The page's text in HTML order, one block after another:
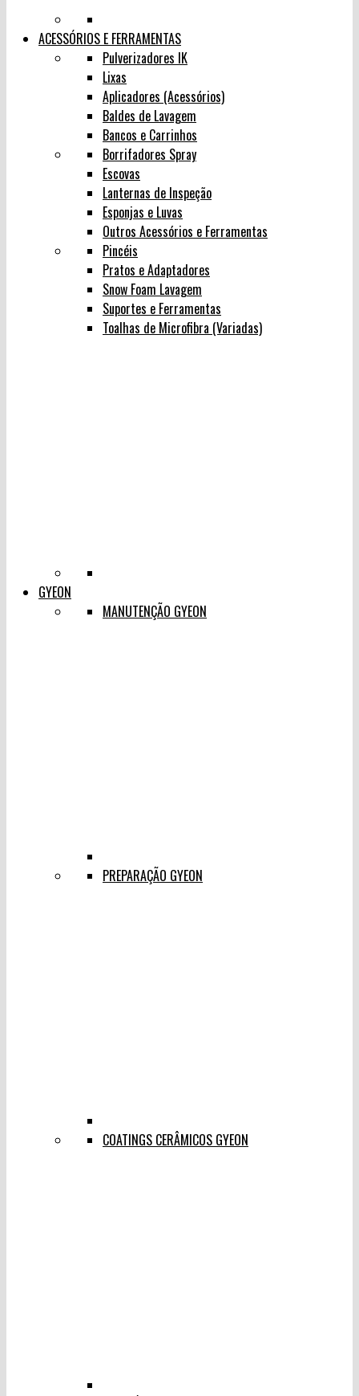
ACESSÓRIOS E FERRAMENTAS
Pulverizadores IK
Lixas
Aplicadores (Acessórios)
Baldes de Lavagem
Bancos e Carrinhos
Borrifadores Spray
Escovas
Lanternas de Inspeção
Esponjas e Luvas
Outros Acessórios e Ferramentas
Pincéis
Pratos e Adaptadores
Snow Foam Lavagem
Suportes e Ferramentas
Toalhas de Microfibra (Variadas)
GYEON
MANUTENÇÃO GYEON
PREPARAÇÃO GYEON
COATINGS CERÂMICOS GYEON